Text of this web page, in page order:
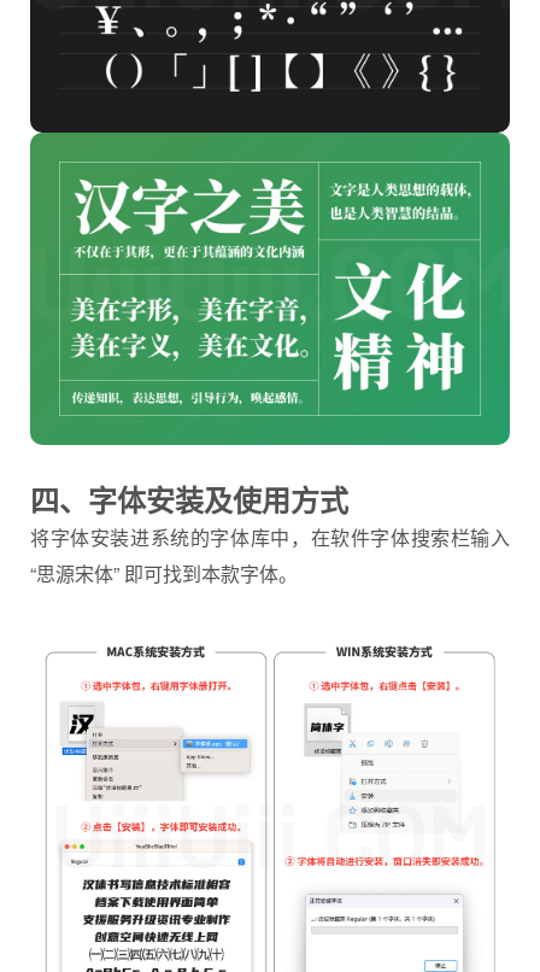
四、字体安装及使用方式
将字体安装进系统的字体库中，在软件字体搜索栏输入
“思源宋体” 即可找到本款字体。